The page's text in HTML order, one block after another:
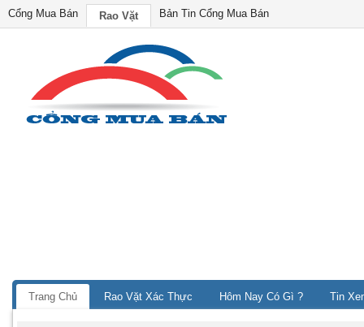
Cổng Mua Bán Rao Vặt Bản Tin Cổng Mua Bán
Trang Chủ Rao Vặt Xác Thực Hôm Nay Có Gì ? Tin